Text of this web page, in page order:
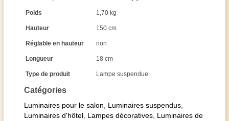
Catégories
Luminaires pour le salon Luminaires suspendus
Luminaires d'hôtel Lampes décoratives Luminaires de
Poids 1,70 kg
Hauteur 150 cm
Réglable en hauteur non
Longueur 18 cm
Type de produit Lampe suspendue